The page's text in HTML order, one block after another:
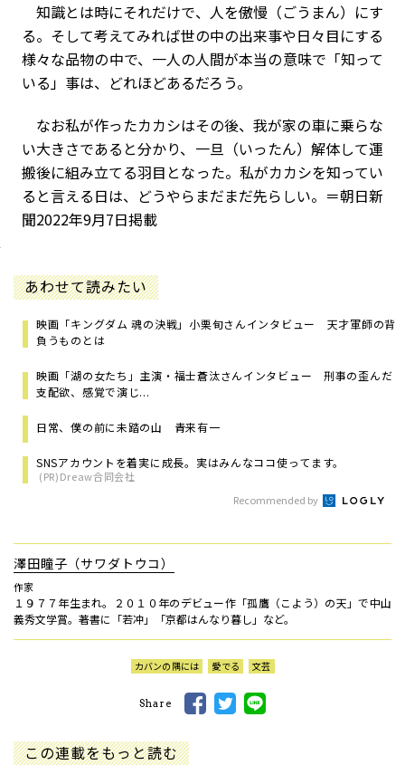
知識とは時にそれだけで、人を傲慢（ごうまん）にす
る。そして考えてみれば世の中の出来事や日々目にする
様々な品物の中で、一人の人間が本当の意味で「知って
いる」事は、どれほどあるだろう。
なお私が作ったカカシはその後、我が家の車に乗らな
い大きさであると分かり、一旦（いったん）解体して運
搬後に組み立てる羽目となった。私がカカシを知ってい
ると言える日は、どうやらまだまだ先らしい。 ＝朝日新
聞2022年9月7日掲載
あわせて読みたい
映画「キングダム 魂の決戦」小栗旬さんインタビュー 天才軍師の背
負うものとは
映画「湖の女たち」主演・福士蒼汰さんインタビュー 刑事の歪んだ
支配欲、感覚で演じ...
日常、僕の前に未踏の山 青来有一
SNSアカウントを着実に成長。実はみんなココ使ってます。
(PR)Dreaw合同会社
Recommended by
澤田瞳子（サワダトウコ）
作家
１９７７年生まれ。２０１０年のデビュー作「孤鷹（こよう）の天」で中山
義秀文学賞。著書に「若冲」「京都はんなり暮し」など。
カバンの隅には 愛でる 文芸
Share
この連載をもっと読む